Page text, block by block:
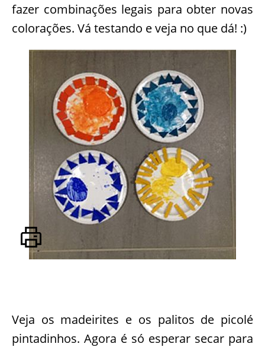
fazer combinações legais para obter novas
colorações. Vá testando e veja no que dá! :)
Veja os madeirites e os palitos de picolé
pintadinhos. Agora é só esperar secar para